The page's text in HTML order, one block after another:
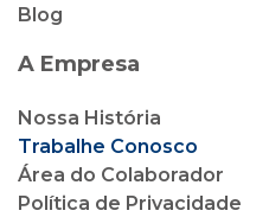
Blog
A Empresa
Nossa História
Trabalhe Conosco
Área do Colaborador
Política de Privacidade